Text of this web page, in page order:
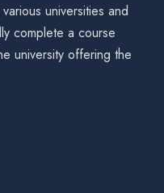
universities and
complete a course
university offering the